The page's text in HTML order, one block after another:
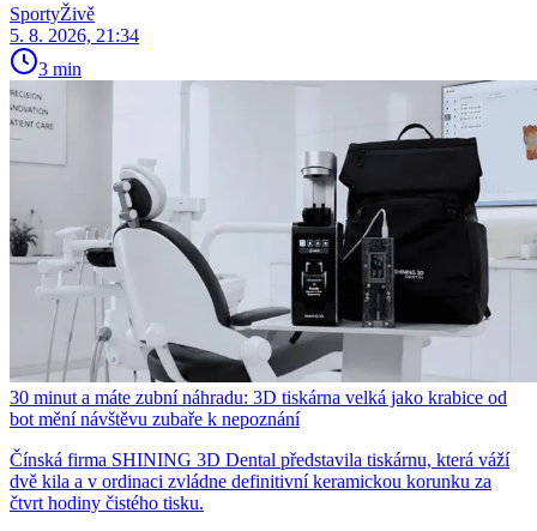
SportyŽivě
5. 8. 2026, 21:34
3 min
30 minut a máte zubní náhradu: 3D tiskárna velká jako krabice od
bot mění návštěvu zubaře k nepoznání
Čínská firma SHINING 3D Dental představila tiskárnu, která váží
dvě kila a v ordinaci zvládne definitivní keramickou korunku za
čtvrt hodiny čistého tisku.